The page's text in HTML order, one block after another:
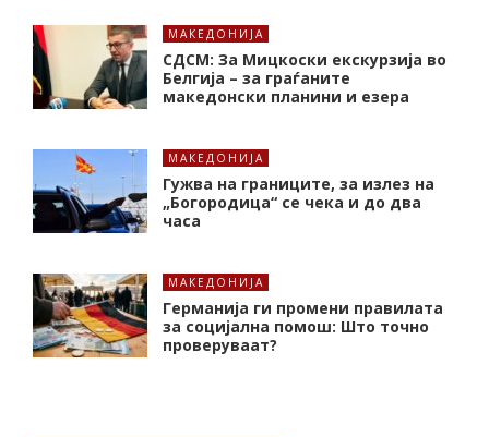
МАКЕДОНИЈА
СДСМ: За Мицкоски екскурзија во
Белгија – за граѓаните
македонски планини и езера
МАКЕДОНИЈА
Гужва на границите, за излез на
„Богородица“ се чека и до два
часа
МАКЕДОНИЈА
Германија ги промени правилата
за социјална помош: Што точно
проверуваат?